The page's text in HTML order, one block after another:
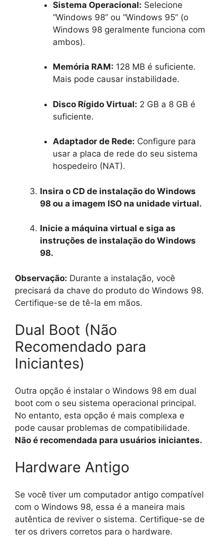
Sistema Operacional: Selecione
“Windows 98” ou “Windows 95” (o
Windows 98 geralmente funciona com
ambos).
Memória RAM: 128 MB é suficiente.
Mais pode causar instabilidade.
Disco Rígido Virtual: 2 GB a 8 GB é
suficiente.
Adaptador de Rede: Configure para
usar a placa de rede do seu sistema
hospedeiro (NAT).
Insira o CD de instalação do Windows
98 ou a imagem ISO na unidade virtual.
Inicie a máquina virtual e siga as
instruções de instalação do Windows
98.
Observação: Durante a instalação, você
precisará da chave do produto do Windows 98.
Certifique-se de tê-la em mãos.
Dual Boot (Não
Recomendado para
Iniciantes)
Outra opção é instalar o Windows 98 em dual
boot com o seu sistema operacional principal.
No entanto, esta opção é mais complexa e
pode causar problemas de compatibilidade.
Não é recomendada para usuários iniciantes.
Hardware Antigo
Se você tiver um computador antigo compatível
com o Windows 98, essa é a maneira mais
autêntica de reviver o sistema. Certifique-se de
ter os drivers corretos para o hardware.